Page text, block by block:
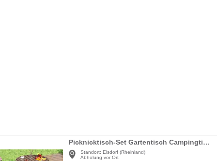
Picknicktisch-Set Gartentisch Campingtisch Gartenmöbel Bierzeltgarnitur Terrassenmöbel Sitzgruppe
Standort: Elsdorf (Rheinland)
Abholung vor Ort